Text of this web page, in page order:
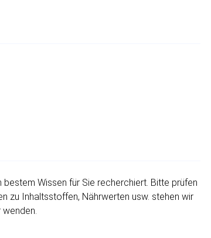
Wissen für Sie recherchiert. Bitte prüfen
zu Inhaltsstoffen, Nährwerten usw. stehen wir